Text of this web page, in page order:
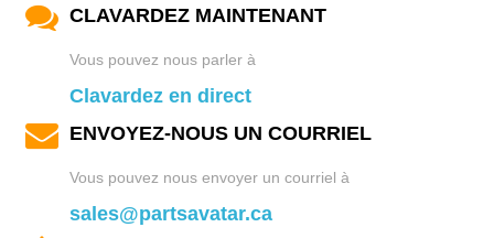
CLAVARDEZ MAINTENANT
Vous pouvez nous parler à
Clavardez en direct
ENVOYEZ-NOUS UN COURRIEL
Vous pouvez nous envoyer un courriel à
sales@partsavatar.ca